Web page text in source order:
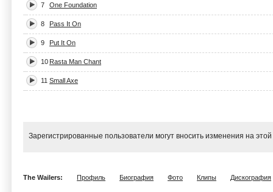
7 One Foundation
8 Pass It On
9 Put It On
10 Rasta Man Chant
11 Small Axe
Зарегистрированные пользователи могут вносить изменения на
The Wailers: Профиль Биография Фото Клипы Дискография